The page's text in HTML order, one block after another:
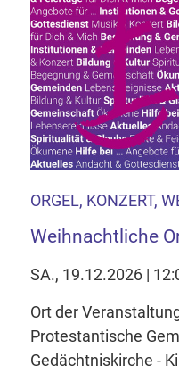
ORGEL, KONZERT,
Weihnachtliche
SA., 19.12.2026 |
Ort der
Protestantische
Gedächtniskirche -